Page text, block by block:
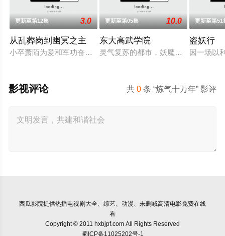
更新至第12集 3.0
从乱葬岗到幽冥之主
小卒萧陌为爱和军功奋斗三年，却被恋人柳莺儿与将军之子赵
更新至第05集 10.0
东大高武学院
灵气复苏的都市，妖魔入侵威胁来袭
更新至第51
盗妖行
因一场以
共0 条 “炼气十万年” 影评
影视评论
西瓜影院提供热播电视剧大全、综艺、动漫、未删减高清电影免费在线
看
Copyright © 2011 hxbjpf.com All Rights Reserved
蜀ICP备11025202号-1